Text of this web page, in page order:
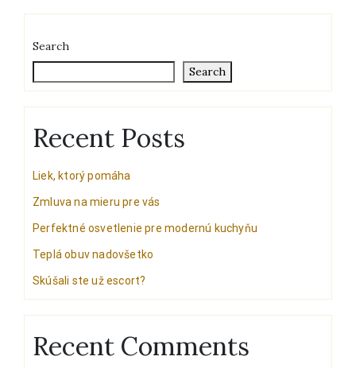
Search
Search
Recent Posts
Liek, ktorý pomáha
Zmluva na mieru pre vás
Perfektné osvetlenie pre modernú kuchyňu
Teplá obuv nadovšetko
Skúšali ste už escort?
Recent Comments